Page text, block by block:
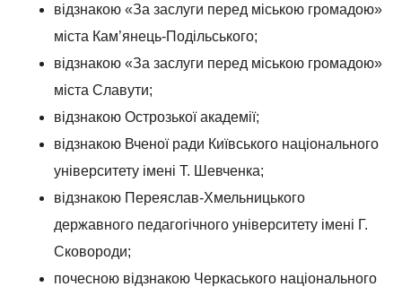
відзнакою «За заслуги перед міською громадою»
міста Кам’янець-Подільського;
відзнакою «За заслуги перед міською громадою»
міста Славути;
відзнакою Острозької академії;
відзнакою Вченої ради Київського національного
університету імені Т. Шевченка;
відзнакою Переяслав-Хмельницького
державного педагогічного університету імені Г.
Сковороди;
почесною відзнакою Черкаського національного